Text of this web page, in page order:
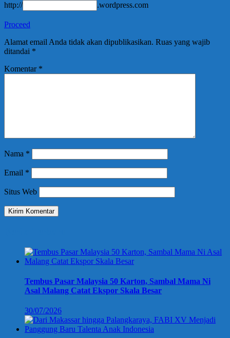
http:// .wordpress.com
Proceed
Alamat email Anda tidak akan dipublikasikan. Ruas yang wajib
ditandai *
Komentar *
Nama *
Email *
Situs Web
Tembus Pasar Malaysia 50 Karton, Sambal Mama Ni
Asal Malang Catat Ekspor Skala Besar
30/07/2026